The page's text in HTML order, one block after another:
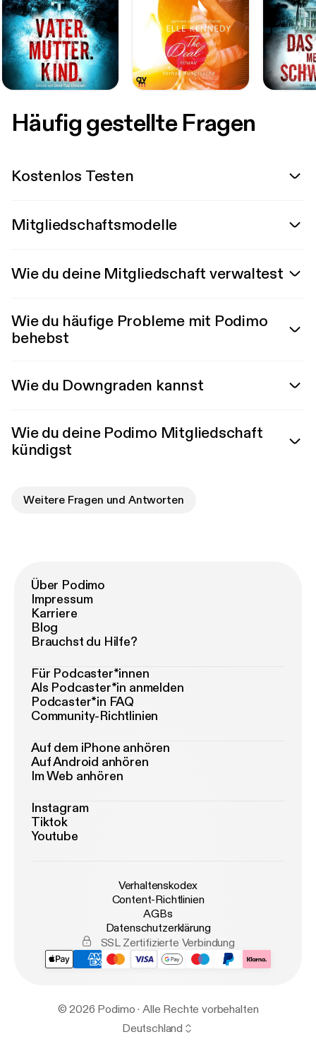
Häufig gestellte Fragen
Kostenlos Testen
Mitgliedschaftsmodelle
Wie du deine Mitgliedschaft verwaltest
Wie du häufige Probleme mit Podimo
behebst
Wie du Downgraden kannst
Wie du deine Podimo Mitgliedschaft
kündigst
Weitere Fragen und Antworten
Über Podimo
Impressum
Karriere
Blog
Brauchst du Hilfe?
Für Podcaster*innen
Als Podcaster*in anmelden
Podcaster*in FAQ
Community-Richtlinien
Auf dem iPhone anhören
Auf Android anhören
Im Web anhören
Instagram
Tiktok
Youtube
Verhaltenskodex
Content-Richtlinien
AGBs
Datenschutzerklärung
SSL Zertifizierte Verbindung
© 2026 Podimo · Alle Rechte vorbehalten
Deutschland